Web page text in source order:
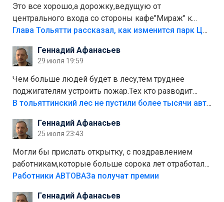
Это все хорошо,а дорожку,ведущую от
центрального входа со стороны кафе"Мираж" к
аттракционам слабо доделать?А то бордюры
лежала в парке и испортилась.Да еще,видимо,часть
украли.
Глава Тольятти рассказал, как изменится парк Центрального района
Геннадий Афанасьев
29 июля 19:59
Чем больше людей будет в лесу,тем труднее
поджигателям устроить пожар.Тех кто разводит
костры,тех надо безбожно штрафовать.Камер полно
Штрафы мизерные.
В тольяттинский лес не пустили более тысячи автомобилей
Геннадий Афанасьев
25 июля 23:43
Могли бы прислать открытку, с поздравлением
работникам,которые больше сорока лет отработали
на предприятии.
Работники АВТОВАЗа получат премии
Геннадий Афанасьев